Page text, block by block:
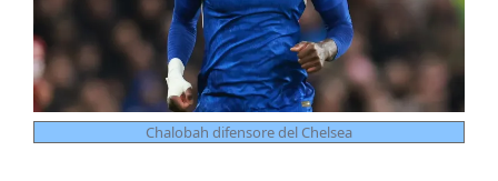
Chalobah difensore del Chelsea